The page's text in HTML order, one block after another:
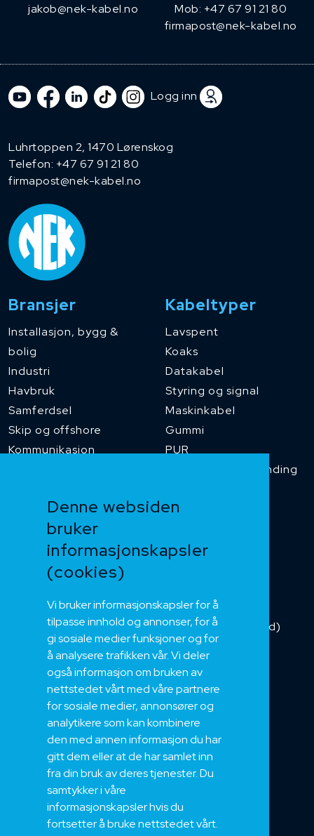
Denne websiden
bruker
informasjonskapsler
(cookies)
Vi bruker informasjonskapsler for å
tilpasse innhold og annonser, for å
gi sosiale medier funksjoner og for
å analysere trafikken vår. Vi deler
også informasjon om bruken av
nettstedet vårt med våre partnere
for sosiale medier, annonsører og
analytikere som kan kombinere
den med annen informasjon du har
gitt dem eller at de har samlet inn
fra din bruk av deres tjenester. Du
samtykker i våre
informasjonskapsler hvis du
fortsetter å bruke nettstedet vårt.
jakob@nek-kabel.no
Mob: +47 67 91 21 80
firmapost@nek-kabel.no
Logg inn
Luhrtoppen 2, 1470 Lørenskog
Telefon: +47 67 91 21 80
firmapost@nek-kabel.no
Bransjer
Installasjon, bygg &
bolig
Industri
Havbruk
Samferdsel
Skip og offshore
Kommunikasjon
Kabeltyper
Lavspent
Koaks
Datakabel
Styring og signal
Maskinkabel
Gummi
PUR
Temperaturbestanding
Heis og kran
Kategorikabel
Installasjonskabel
Kombikabel (Hybrid)
DNV sertifisert
Tilbehør
Om oss
Bærekraft og Åpenhet
Jobb hos oss
Sertifiseringer
Support
Teknisk
Eksport